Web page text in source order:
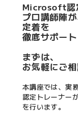
Microsoft認
プロ講師陣
定着を
徹底サポート
まずは、
お気軽にご相
本講座では、実
認定トレーナー
を行います。